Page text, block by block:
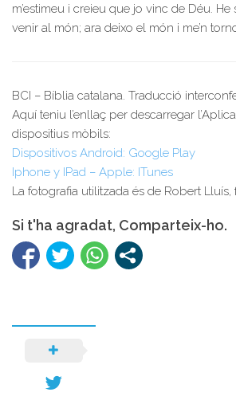
m’estimeu i creieu que jo vinc de Déu.
venir al món; ara deixo el món i me’n
BCI – Bíblia catalana. Traducció
Aquí teniu l’enllaç per descarregar
dispositius mòbils:
Dispositivos Android: Google Play
Iphone y IPad – Apple: ITunes
La fotografia utilitzada és de Robert
Si t'ha agradat, Comparteix-ho.